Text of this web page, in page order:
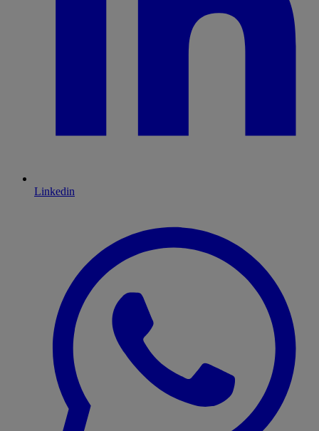
Linkedin